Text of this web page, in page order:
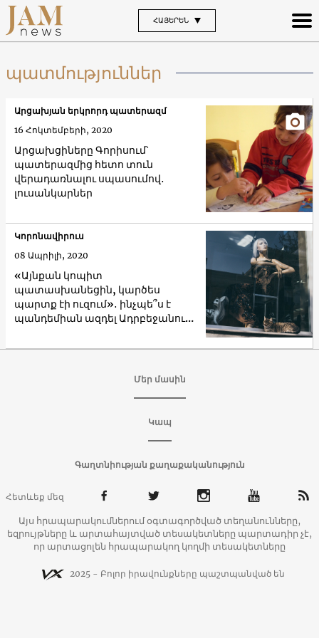
ՀԱՅԵՐԵՆ
պատմություններ
Արցախցիները Գորիսում՝
պատերազմից հետո տուն
վերադառնալու սպասումով․
լուսանկարներ
Արցախյան երկրորդ պատերազմ
16 Հոկտեմբերի, 2020
«Այնքան կոպիտ
պատասխանեցին, կարծես
պարտք էի ուզում»․ ինչպե՞ս է
պանդեմիան ազդել Ադրբեջանում
աշխատակիցների վրա
Կորոնավիրուս
08 Ապրիլի, 2020
Մեր մասին
Կապ
Գաղտնիության քաղաքականություն
Հետևեք մեզ
Այս հրապարակումներում օգտագործված տեղանունները,
եզրույթները և արտահայտված տեսակետները պարտադիր չէ,
որ արտացոլեն հրապարակող կողմի տեսակետները
2025 - Բոլոր իրավունքները պաշտպանված են